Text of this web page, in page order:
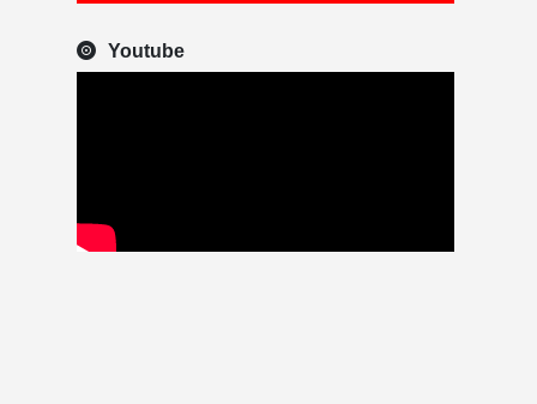
Youtube